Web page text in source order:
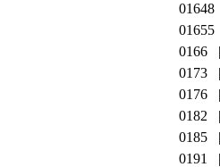
01648
01655
0166
0173
0176
0182
0185
0191